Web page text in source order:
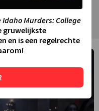
Idaho Murders: College
gruwelijkste
en is een regelrechte